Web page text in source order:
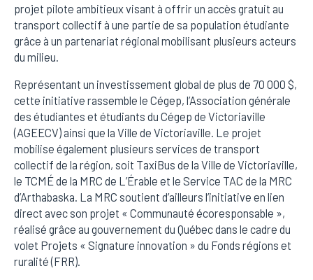
projet pilote ambitieux visant à offrir un accès gratuit au
transport collectif à une partie de sa population étudiante
grâce à un partenariat régional mobilisant plusieurs acteurs
du milieu.
Représentant un investissement global de plus de 70 000 $,
cette initiative rassemble le Cégep, l’Association générale
des étudiantes et étudiants du Cégep de Victoriaville
(AGEECV) ainsi que la Ville de Victoriaville. Le projet
mobilise également plusieurs services de transport
collectif de la région, soit TaxiBus de la Ville de Victoriaville,
le TCMÉ de la MRC de L’Érable et le Service TAC de la MRC
d’Arthabaska. La MRC soutient d’ailleurs l’initiative en lien
direct avec son projet « Communauté écoresponsable »,
réalisé grâce au gouvernement du Québec dans le cadre du
volet Projets « Signature innovation » du Fonds régions et
ruralité (FRR).